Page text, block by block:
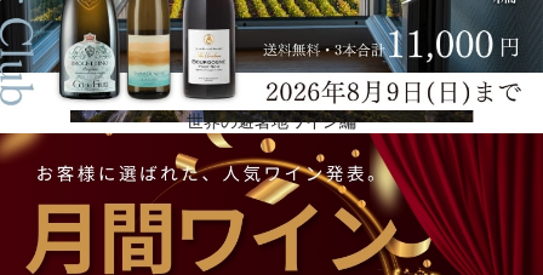
サルティラーノ家が4代にわたって管理
サンシルヴェストロはサルティラーノ家が4代にわたって管理する歴史的なワイナリーで、その名前
は、ナルツォーレ村にある家族ゆかりの場所の名前から来ています。2006年からはバローロ村との
境にあるノヴェッロに本社を置いています。7haの葡萄畑を所有し、敷地面積5,000平方メートル、
うち4,000平方メートルが地下にあります。サンシルヴェストロの物語は、1871年にジョヴァン
ニ・サルティラーノがランゲ地方でワインの生産と販売を開始したことから始まります。その伝統
世界の避暑地ワイン編